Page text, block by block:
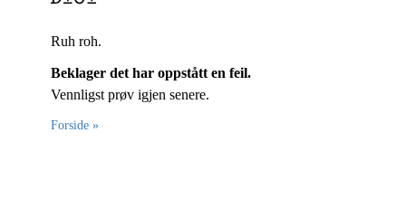
Ruh roh.
Beklager det har oppstått en feil.
Vennligst prøv igjen senere.
Forside »